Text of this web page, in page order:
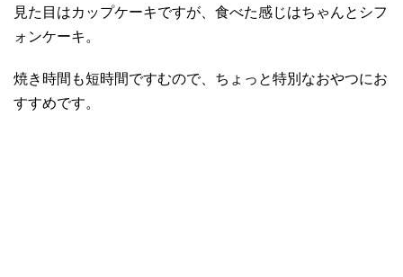
見た目はカップケーキですが、食べた感じはちゃんとシフ
ォンケーキ。
焼き時間も短時間ですむので、ちょっと特別なおやつにお
すすめです。